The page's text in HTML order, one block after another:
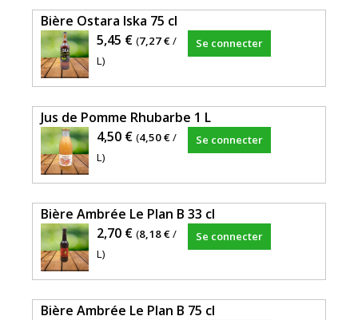
Bière Ostara Iska 75 cl
5,45 € (7,27 €/
L)
Se connecter
Jus de Pomme Rhubarbe 1 L
4,50 € (4,50 €/
L)
Se connecter
Bière Ambrée Le Plan B 33 cl
2,70 € (8,18 €/
L)
Se connecter
Bière Ambrée Le Plan B 75 cl